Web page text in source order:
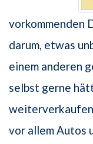
vorkommenden
darum, etwas
einem anderen
selbst gerne
weiterverkaufen
vor allem Autos